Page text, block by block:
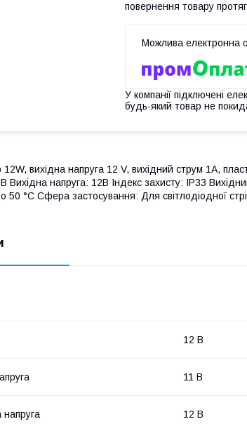
повернення товару
У компанії підключені
будь-який товар не
вихідна напруга 12 V, вихідний струм 1A,
Вихідна напруга: 12В Індекс захисту: IP33
50 °C Сфера застосування: Для світлодіодної
12 В
11 В
напруга 12 В